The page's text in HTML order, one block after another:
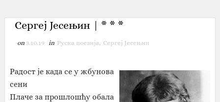
Сергеј Јесењин | * * *
on 3.10.19 in Руска поезија, Сергеј Јесењин
Радост је када се у жбунова
сени
Плаче за прошлошћу обала